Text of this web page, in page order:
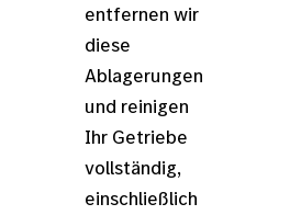
entfernen wir
diese
Ablagerungen
und reinigen
Ihr Getriebe
vollständig,
einschließlich